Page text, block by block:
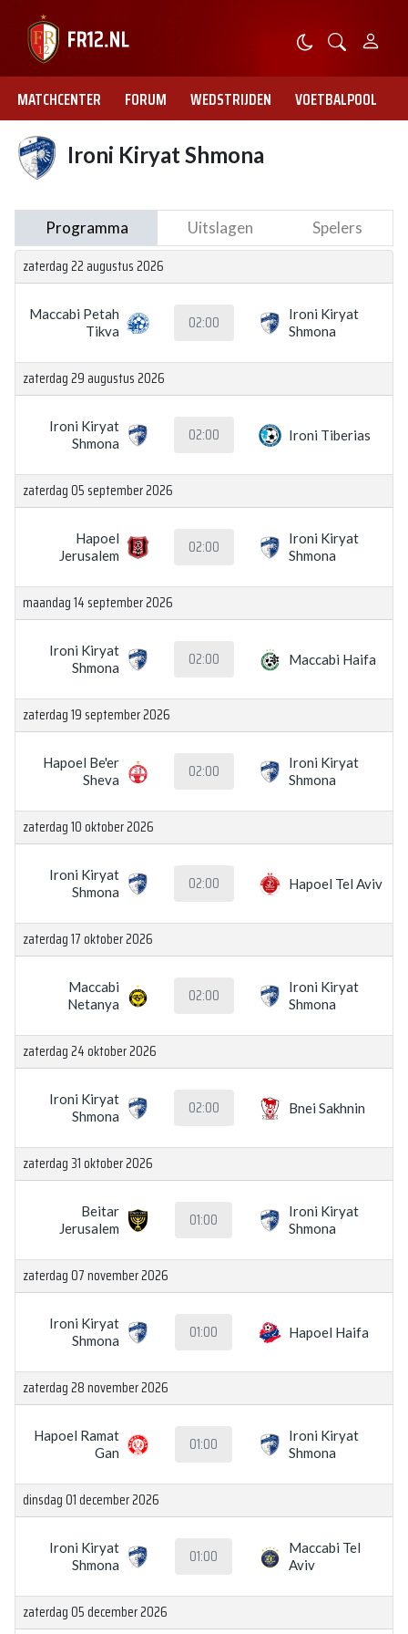
MATCHCENTER FORUM WEDSTRIJDEN VOETBALPOOL
Ironi Kiryat Shmona
Programma Uitslagen Spelers
zaterdag 22 augustus 2026
Maccabi Petah
Tikva
02:00
Ironi Kiryat
Shmona
zaterdag 29 augustus 2026
Ironi Kiryat
Shmona
02:00 Ironi Tiberias
zaterdag 05 september 2026
Hapoel
Jerusalem
02:00
Ironi Kiryat
Shmona
maandag 14 september 2026
Ironi Kiryat
Shmona
02:00 Maccabi Haifa
zaterdag 19 september 2026
Hapoel Be'er
Sheva
02:00
Ironi Kiryat
Shmona
zaterdag 10 oktober 2026
Ironi Kiryat
Shmona
02:00 Hapoel Tel Aviv
zaterdag 17 oktober 2026
Maccabi
Netanya
02:00
Ironi Kiryat
Shmona
zaterdag 24 oktober 2026
Ironi Kiryat
Shmona
02:00 Bnei Sakhnin
zaterdag 31 oktober 2026
Beitar
Jerusalem
01:00
Ironi Kiryat
Shmona
zaterdag 07 november 2026
Ironi Kiryat
Shmona
01:00 Hapoel Haifa
zaterdag 28 november 2026
Hapoel Ramat
Gan
01:00
Ironi Kiryat
Shmona
dinsdag 01 december 2026
Ironi Kiryat
Shmona
01:00
Maccabi Tel
Aviv
zaterdag 05 december 2026